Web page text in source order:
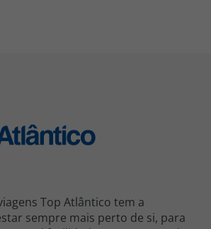
Top Atlântico tem a
sempre mais perto de si, para